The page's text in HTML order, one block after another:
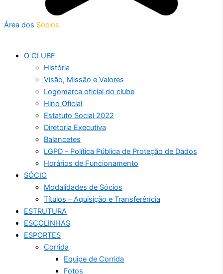
Área dos Sócios
O CLUBE
História
Visão, Missão e Valores
Logomarca oficial do clube
Hino Oficial
Estatuto Social 2022
Diretoria Executiva
Balancetes
LGPD – Política Pública de Proteção de Dados
Horários de Funcionamento
SÓCIO
Modalidades de Sócios
Títulos – Aquisição e Transferência
ESTRUTURA
ESCOLINHAS
ESPORTES
Corrida
Equipe de Corrida
Fotos